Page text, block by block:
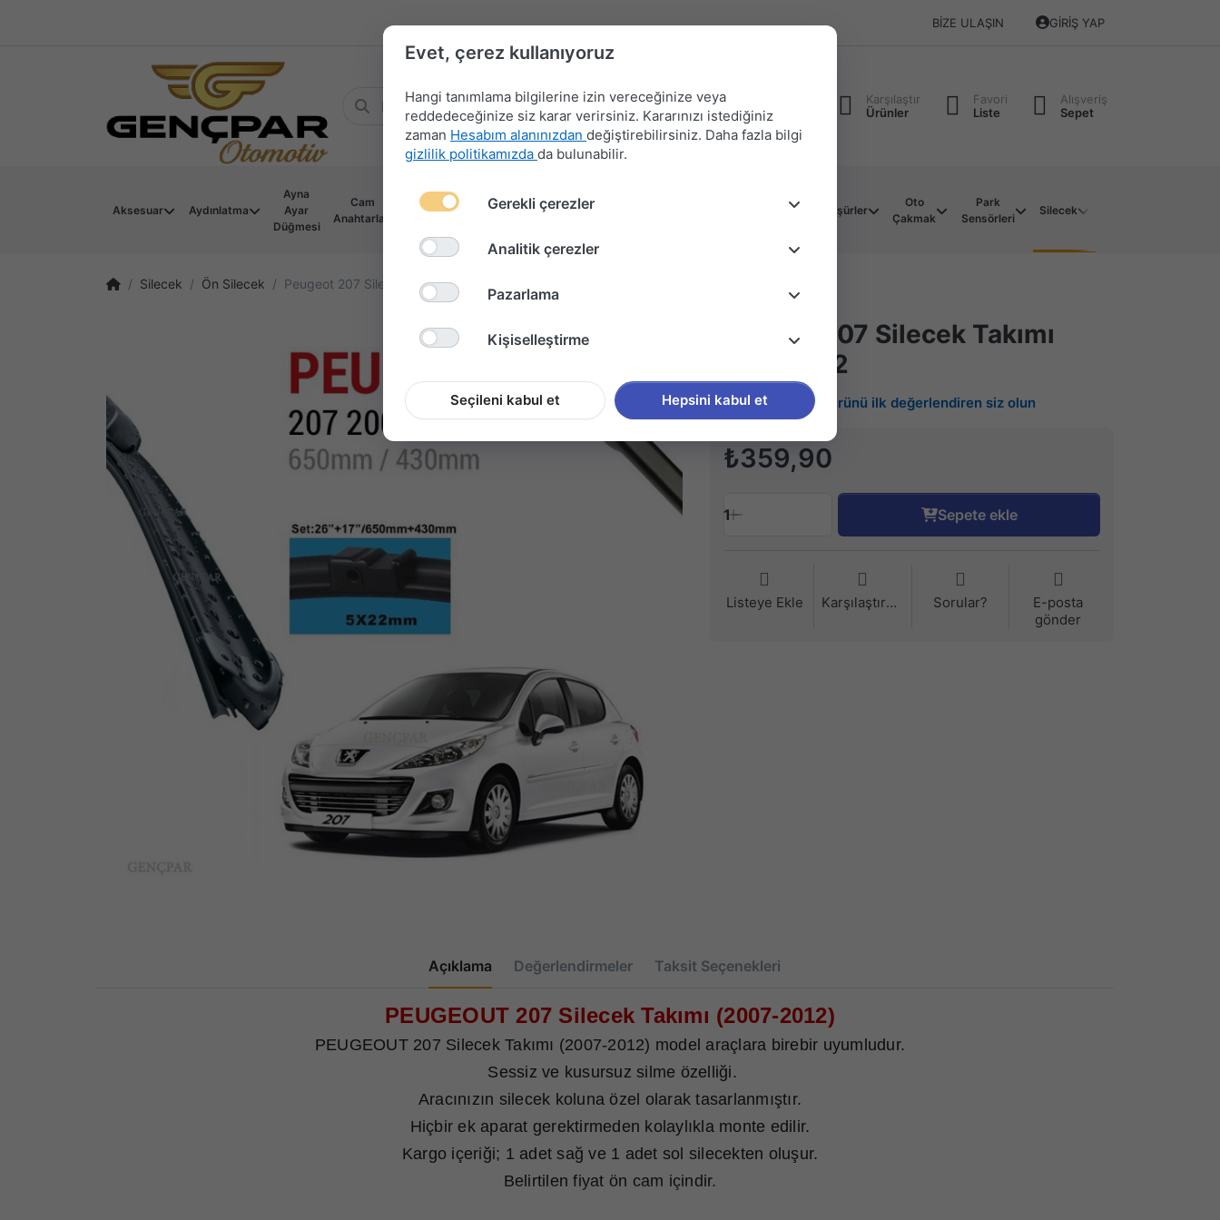
BIZE ULAŞIN GIRIŞ YAP
Karşılaştır
Ürünler
Favori
Liste
Alışveriş
Sepet
Aksesuar Aydınlatma
Ayna
Ayar
Düğmesi
Cam
Anahtarları
Devre
Far
Sinyal-
Merkezi
Müşürler
Oto
Çakmak
Park
Sensörleri
Silecek
Silecek Ön Silecek Peugeot 207 Silecek Takımı 2007-2012
Peugeot 207 Silecek Takımı
2007-2012
Bu ürünü ilk değerlendiren siz olun
₺359,90
1 Sepete ekle
Listeye Ekle Karşılaştırma Sorular?
E-posta
gönder
Açıklama Değerlendirmeler Taksit Seçenekleri
PEUGEOUT 207 Silecek Takımı (2007-2012)
PEUGEOUT 207 Silecek Takımı (2007-2012) model araçlara birebir uyumludur.
Sessiz ve kusursuz silme özelliği.
Aracınızın silecek koluna özel olarak tasarlanmıştır.
Hiçbir ek aparat gerektirmeden kolaylıkla monte edilir.
Kargo içeriği; 1 adet sağ ve 1 adet sol silecekten oluşur.
Belirtilen fiyat ön cam içindir.
Evet, çerez kullanıyoruz
Hangi tanımlama bilgilerine izin vereceğinize veya
reddedeceğinize siz karar verirsiniz. Kararınızı istediğiniz
zaman Hesabım alanınızdan değiştirebilirsiniz. Daha fazla bilgi
gizlilik politikamızda da bulunabilir.
Gerekli çerezler
Analitik çerezler
Pazarlama
Kişiselleştirme
Seçileni kabul et Hepsini kabul et